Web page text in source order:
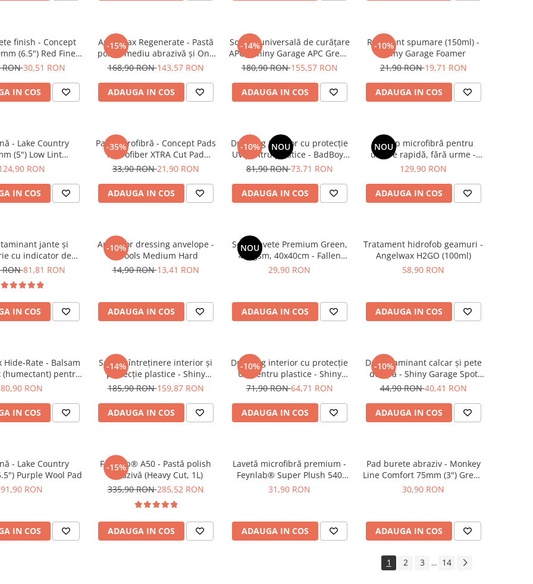
finish - Concept
(6.5") Red Fine-
Cut Pad
RON30,51 RON
IN COS
-15%
Angelwax Regenerate - Pastă
polish mediu abrazivă şi One
Step (Medium Cut, 500ml)
168,90 RON143,57 RON
ADAUGA IN COS
-14%
Soluție universală de curățare
APC - Shiny Garage APC Green
(5L)
180,90 RON155,57 RON
ADAUGA IN COS
-10%
Recipient spumare (150ml) -
Shiny Garage Foamer
21,90 RON19,71 RON
ADAUGA IN COS
- Lake Country
(5") Low Lint
Lambswool Pad
RON
IN COS
-35%
Pad microfibră - Concept Pads
Microfiber XTRA Cut Pad
135mm
33,90 RON21,90 RON
ADAUGA IN COS
-10% NOU
Dressing interior cu protecție
UV pentru plastice - BadBoys
Interior Dressing Boys (500ml)
81,90 RON73,71 RON
ADAUGA IN COS
NOU
Prosop microfibră pentru
uscare rapidă, fără urme -
Liquid Elements Black Hole
129,90 RON
ADAUGA IN COS
jante și
cu indicator de
sângerare) -
Remover (1L)
RON81,81 RON
IN COS
-10%
Aplicator dressing anvelope -
GTools Medium Hard
14,90 RON13,41 RON
ADAUGA IN COS
NOU
Set 3 Lavete Premium Green,
400gsm, 40x40cm - Fallen
Angels Microfibres
29,90 RON
ADAUGA IN COS
Tratament hidrofob geamuri -
Angelwax H2GO (100ml)
58,90 RON
ADAUGA IN COS
Hide-Rate - Balsam
pentru
naturală (250ml)
80,90 RON
IN COS
-14%
Soluție întreținere interior și
protecție plastice - Shiny
Garage Interior QD (5L)
185,90 RON159,87 RON
ADAUGA IN COS
-10%
Dressing interior cu protecție
UV pentru plastice - Shiny
Garage Satin (500ml)
71,90 RON64,71 RON
ADAUGA IN COS
-10%
Decontaminant calcar și pete
de apă - Shiny Garage Spot
Off (500ml)
44,90 RON40,41 RON
ADAUGA IN COS
- Lake Country
Purple Wool Pad
91,90 RON
IN COS
-15%
Feynlab® A50 - Pastă polish
abrazivă (Heavy Cut, 1L)
335,90 RON285,52 RON
ADAUGA IN COS
Lavetă microfibră premium -
Feynlab® Super Plush 540
Korean Microfiber
31,90 RON
ADAUGA IN COS
Pad burete abraziv - Monkey
Line Comfort 75mm (3") Green
Heavy-Cut
30,90 RON
ADAUGA IN COS
1 2 3 ... 14